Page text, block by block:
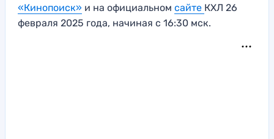
«Кинопоиск» и на официальном сайте КХЛ 26
февраля 2025 года, начиная с 16:30 мск.